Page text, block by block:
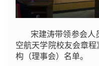
宋建涛带领参会人
空航天学院校友会章
构（理事会）名单。